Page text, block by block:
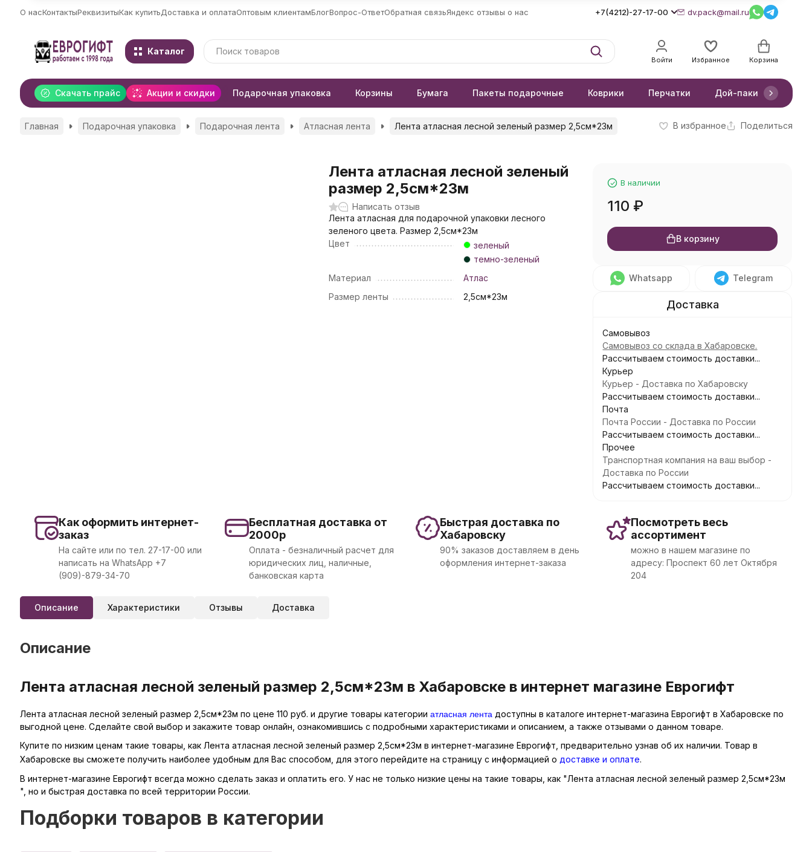
О насКонтактыРеквизитыКак купитьДоставка и оплатаОптовым клиентамБлогВопрос-ОтветОбратная связьЯндекс отзывы о нас +7(4212)-27-17-00 dv.pack@mail.ru
Каталог
Войти Избранное Корзина
Скачать прайс Акции и скидки Подарочная упаковка Корзины Бумага Пакеты подарочные Коврики Перчатки Дой-паки
Главная Подарочная упаковка Подарочная лента Атласная лента Лента атласная лесной зеленый размер 2,5см*23м В избранное Поделиться
Лента атласная лесной зеленый
размер 2,5см*23м
Написать отзыв
Лента атласная для подарочной упаковки лесного
зеленого цвета. Размер 2,5см*23м
Цвет
зеленый
темно-зеленый
Материал
Атлас
Размер ленты
2,5см*23м
В наличии
110 ₽
В корзину
Whatsapp Telegram
Самовывоз
Самовывоз со склада в Хабаровске.
Рассчитываем стоимость доставки...
Курьер
Курьер - Доставка по Хабаровску
Рассчитываем стоимость доставки...
Почта
Почта России - Доставка по России
Рассчитываем стоимость доставки...
Прочее
Транспортная компания на ваш выбор -
Доставка по России
Рассчитываем стоимость доставки...
Как оформить интернет-
заказ
На сайте или по тел. 27-17-00 или
написать на WhatsApp +7
(909)-879-34-70
Бесплатная доставка от
2000р
Оплата - безналичный расчет для
юридических лиц, наличные,
банковская карта
Быстрая доставка по
Хабаровску
90% заказов доставляем в день
оформления интернет-заказа
Посмотреть весь
ассортимент
можно в нашем магазине по
адресу: Проспект 60 лет Октября
204
Описание Характеристики Отзывы Доставка
Описание
Лента атласная лесной зеленый размер 2,5см*23м в Хабаровске в интернет магазине Еврогифт
Лента атласная лесной зеленый размер 2,5см*23м по цене 110 руб. и другие товары категории атласная лента доступны в каталоге интернет-магазина Еврогифт в Хабаровске по
выгодной цене. Сделайте свой выбор и закажите товар онлайн, ознакомившись с подробными характеристиками и описанием, а также отзывами о данном товаре.
Купите по низким ценам такие товары, как Лента атласная лесной зеленый размер 2,5см*23м в интернет-магазине Еврогифт, предварительно узнав об их наличии. Товар в
Хабаровске вы сможете получить наиболее удобным для Вас способом, для этого перейдите на страницу с информацией о доставке и оплате.
В интернет-магазине Еврогифт всегда можно сделать заказ и оплатить его. У нас не только низкие цены на такие товары, как "Лента атласная лесной зеленый размер 2,5см*23м
", но и быстрая доставка по всей территории России.
Подборки товаров в категории